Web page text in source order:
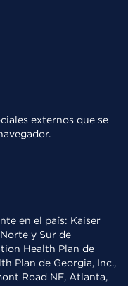
externos que se
en el país: Kaiser
y Sur de
Health Plan de
Plan de Georgia, Inc.,
Road NE, Atlanta,